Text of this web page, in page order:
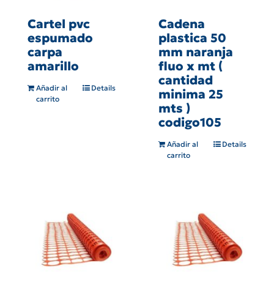
Cartel pvc
espumado
carpa
amarillo
Añadir al
carrito
Details
Cadena
plastica 50
mm naranja
fluo x mt (
cantidad
minima 25
mts )
codigo105
Añadir al
carrito
Details